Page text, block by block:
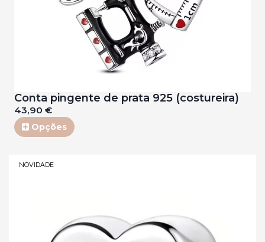
Conta pingente de prata 925 (costureira)
43,90 €
Opções
NOVIDADE